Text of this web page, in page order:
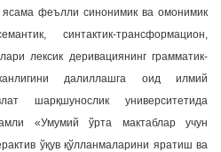
ясама феълли синонимик ва омонимик
синтактик-трансформацион,
лексик деривациянинг грамматик-
далиллашга оид илмий
шарқшунослик университетида
«Умумий ўрта мактаблар учун
ўқув қўлланмаларини яратиш ва